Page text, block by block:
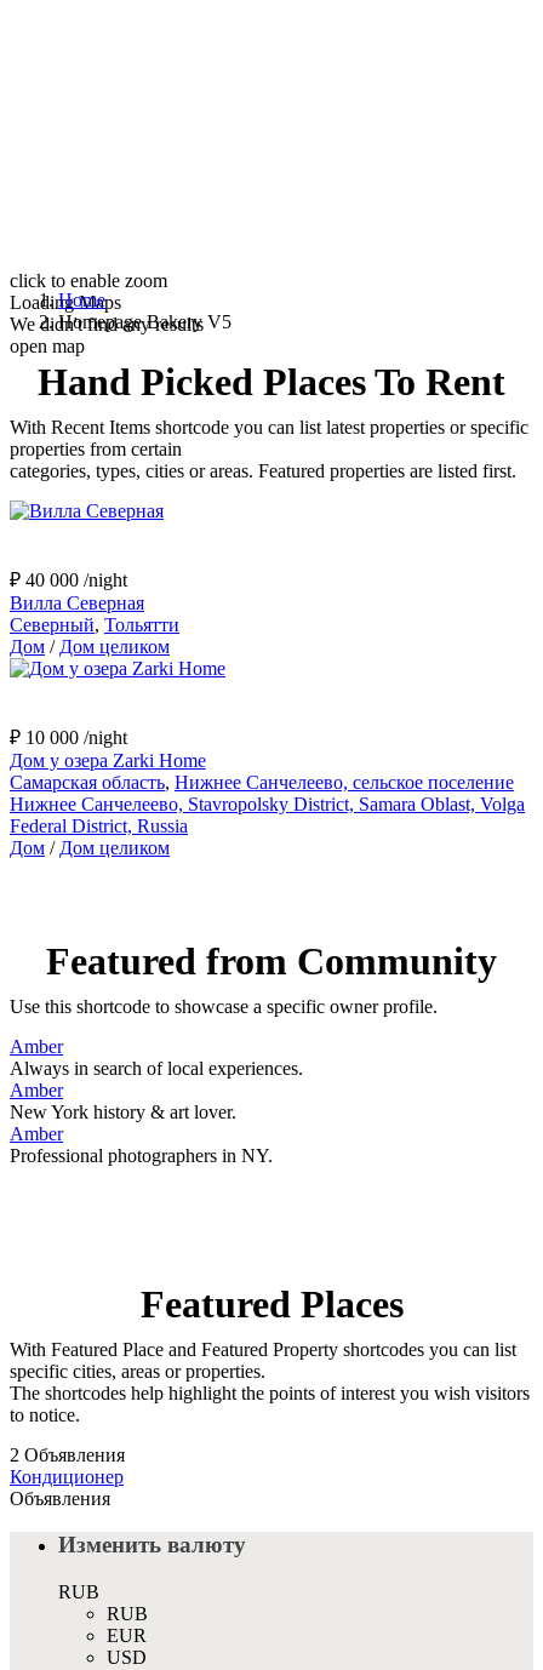
click to enable zoom
Loading Maps
We didn't find any results
open map
Home
Homepage Bakery V5
Hand Picked Places To Rent
With Recent Items shortcode you can list latest properties or specific
properties from certain
categories, types, cities or areas. Featured properties are listed first.
₽ 40 000 /night
Вилла Северная
Северный, Тольятти
Дом / Дом целиком
₽ 10 000 /night
Дом у озера Zarki Home
Самарская область, Нижнее Санчелеево, сельское поселение
Нижнее Санчелеево, Stavropolsky District, Samara Oblast, Volga
Federal District, Russia
Дом / Дом целиком
Featured from Community
Use this shortcode to showcase a specific owner profile.
Amber
Always in search of local experiences.
Amber
New York history & art lover.
Amber
Professional photographers in NY.
Featured Places
With Featured Place and Featured Property shortcodes you can list
specific cities, areas or properties.
The shortcodes help highlight the points of interest you wish visitors
to notice.
2 Объявления
Кондиционер
Объявления
Изменить валюту
RUB
RUB
EUR
USD